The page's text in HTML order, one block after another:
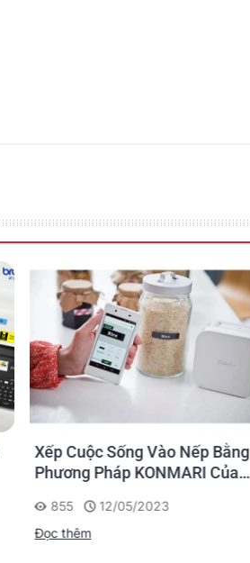
Xếp Cuộc Sống Vào Nếp Bằng
Phương Pháp KONMARI Của
855
12/05/2023
Đọc thêm